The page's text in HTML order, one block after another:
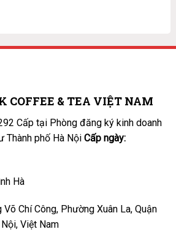
COFFEE & TEA VIỆT NAM
Cấp tại Phòng đăng ký kinh doanh
Thành phố Hà Nội Cấp ngày:
Hà
Chí Công, Phường Xuân La, Quận
Việt Nam